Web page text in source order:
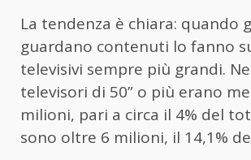
La tendenza è chiara: quando
guardano contenuti lo fanno
televisivi sempre più grandi.
televisori di 50” o più erano
milioni, pari a circa il 4% del
sono oltre 6 milioni, il 14,1%